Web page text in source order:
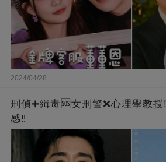
2024/04/28
刑偵➕緝毒🆘女刑警❌心理學教
感‼️